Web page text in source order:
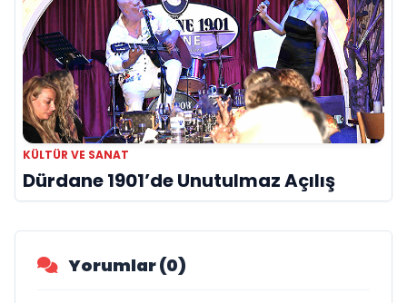
KÜLTÜR VE SANAT
Dürdane 1901’de Unutulmaz Açılış
Yorumlar (0)